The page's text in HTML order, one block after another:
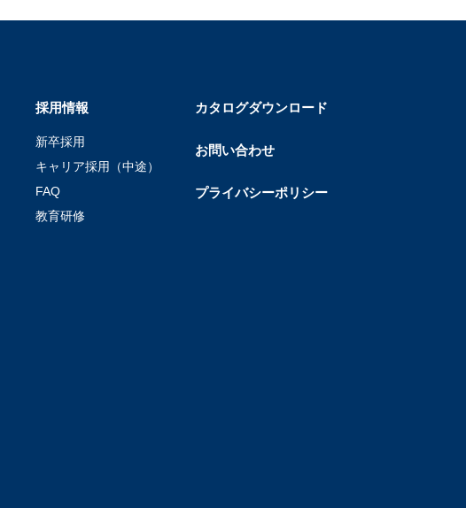
採用情報
新卒採用
キャリア採用（中途）
FAQ
教育研修
カタログダウンロード
お問い合わせ
プライバシーポリシー